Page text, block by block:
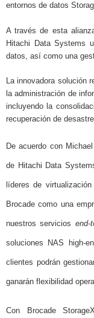
entornos de datos
A través de esta
Hitachi Data Systems
datos, así como una
La innovadora solución
la administración de
incluyendo la
recuperación de
De acuerdo con
de Hitachi Data
líderes de
Brocade como una
nuestros servicios end-
soluciones NAS high-
clientes podrán
ganarán flexibilidad
Con Brocade